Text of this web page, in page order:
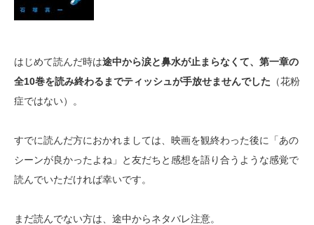
はじめて読んだ時は途中から涙と鼻水が止まらなくて、第一章の
全10巻を読み終わるまでティッシュが手放せませんでした （花粉
症ではない）。
すでに読んだ方におかれましては、映画を観終わった後に「あの
シーンが良かったよね」と友だちと感想を語り合うような感覚で
読んでいただければ幸いです。
まだ読んでない方は、途中からネタバレ注意。